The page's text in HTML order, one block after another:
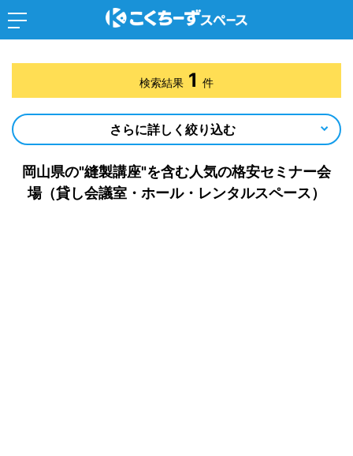
岡山県の"縫製講座"を含む人気の格安セミナー会
場（貸し会議室・ホール・レンタルスペース）
検索結果 1 件
さらに詳しく絞り込む